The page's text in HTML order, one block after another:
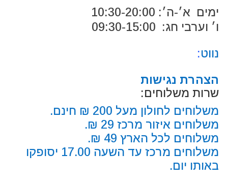
ימים א׳-ה׳: 10:30-20:00
ו׳ וערבי חג: 09:30-15:00
נווט:
הצהרת נגישות
שרות משלוחים:
משלוחים לחולון מעל 200 ₪ חינם.
משלוחים איזור מרכז 29 ₪.
משלוחים לכל הארץ 49 ₪.
משלוחים מרכז עד השעה 17.00 יסופקו
באותו יום.